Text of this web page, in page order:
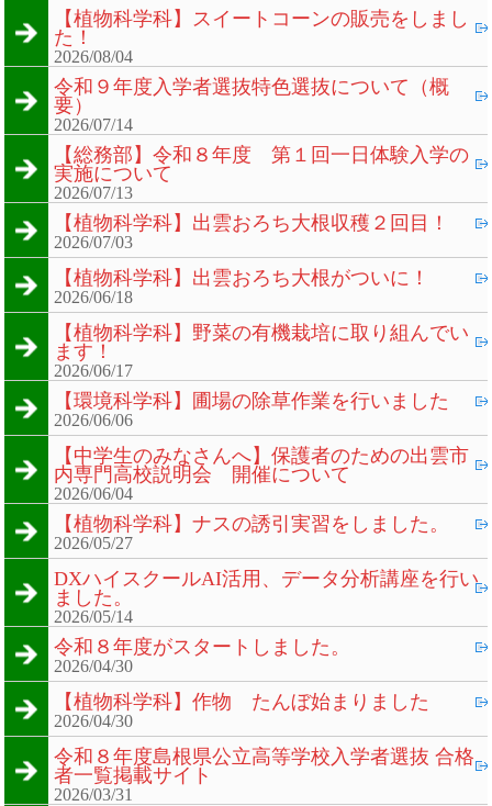
【植物科学科】スイートコーンの販売をしまし
た！
2026/08/04
令和９年度入学者選抜特色選抜について（概
要）
2026/07/14
【総務部】令和８年度 第１回一日体験入学の
実施について
2026/07/13
【植物科学科】出雲おろち大根収穫２回目！
2026/07/03
【植物科学科】出雲おろち大根がついに！
2026/06/18
【植物科学科】野菜の有機栽培に取り組んでい
ます！
2026/06/17
【環境科学科】圃場の除草作業を行いました
2026/06/06
【中学生のみなさんへ】保護者のための出雲市
内専門高校説明会 開催について
2026/06/04
【植物科学科】ナスの誘引実習をしました。
2026/05/27
DXハイスクールAI活用、データ分析講座を行い
ました。
2026/05/14
令和８年度がスタートしました。
2026/04/30
【植物科学科】作物 たんぼ始まりました
2026/04/30
令和８年度島根県公立高等学校入学者選抜 合格
者一覧掲載サイト
2026/03/31